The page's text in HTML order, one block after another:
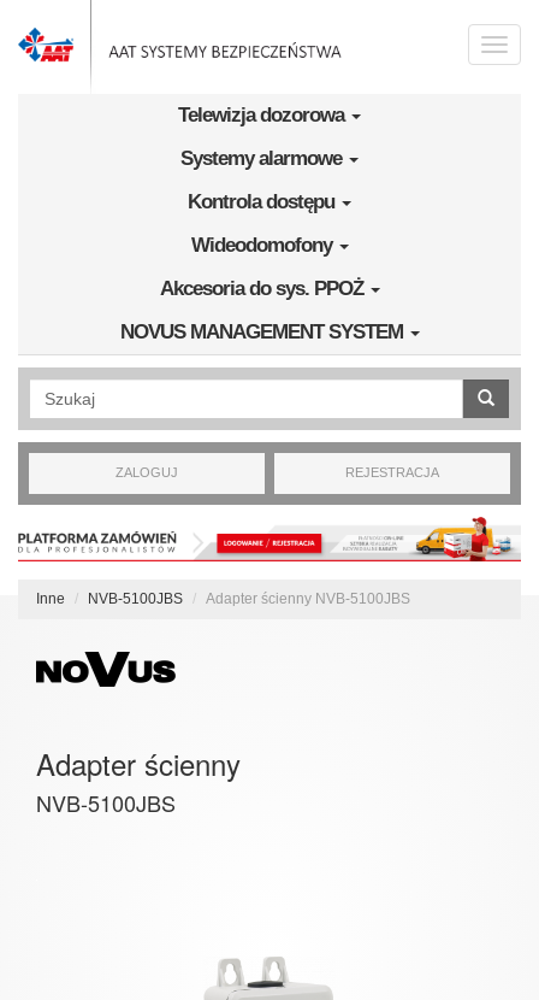
Toggle
Telewizja dozorowa
Systemy alarmowe
Kontrola dostępu
Wideodomofony
Akcesoria do sys. PPOŻ
NOVUS MANAGEMENT SYSTEM
Wyszukiwanie pełnotekstowe
ZALOGUJ REJESTRACJA
Inne NVB-5100JBS Adapter ścienny NVB-5100JBS
Adapter ścienny
NVB-5100JBS